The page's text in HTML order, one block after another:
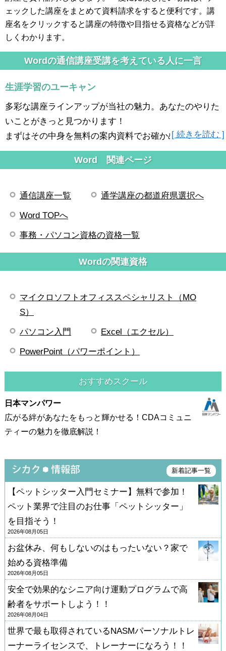
ェックした講座をまとめて資料請求をすると便利です。講
座名をクリックすると講座の特徴や目指せる資格などが詳
しくわかります。
Wordの通信講座受講を考えている人に一言
生涯学習のユーキャン
多彩な講座ラインアップが当社の魅力。あなたのやりた
いことがきっと見つかります！
まずはその中身を無料の案内資料でお確かめください。
[ 続きを読む ]
Word 関連ページ
通信講座一覧 通学講座の都道府県選択へ
Word TOPへ
事務・パソコン資格の資格一覧
Wordの関連資格
マイクロソフトオフィススペシャリスト（MO
S）
パソコン入門 Excel（エクセル）
PowerPoint（パワーポイント）
おすすめスクール
日本マンパワー
広がる絆があなたをもっと輝かせる！CDAコミュニ
ティーの魅力を徹底解説！
新着記事一覧
【ペットシッター入門セミナー】無料で参加！
ペット業界で注目のお仕事「ペットシッター」
を目指そう！
2026年08月05日
お盆休み、何もしないのはもったいない？家で
始める資格準備
2026年08月05日
安全で効果的なシニア向け運動プログラムで高
齢者をサポートしよう！！
2026年08月04日
世界で最も取得されているNASMパーソナルトレ
ーナーライセンスで、トレーナーになろう！！